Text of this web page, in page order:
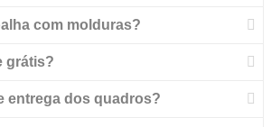
com molduras?
grátis?
entrega dos quadros?